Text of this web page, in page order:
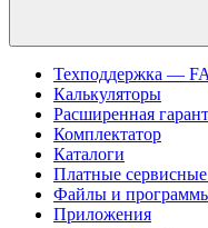
Техподдержка —
Калькуляторы
Расширенная
Комплектатор
Каталоги
Платные сервисные
Файлы и
Приложения